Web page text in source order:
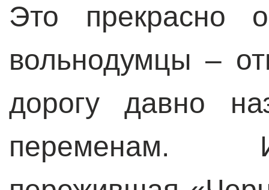
Это прекрасно
вольнодумцы –
дорогу давно
переменам.